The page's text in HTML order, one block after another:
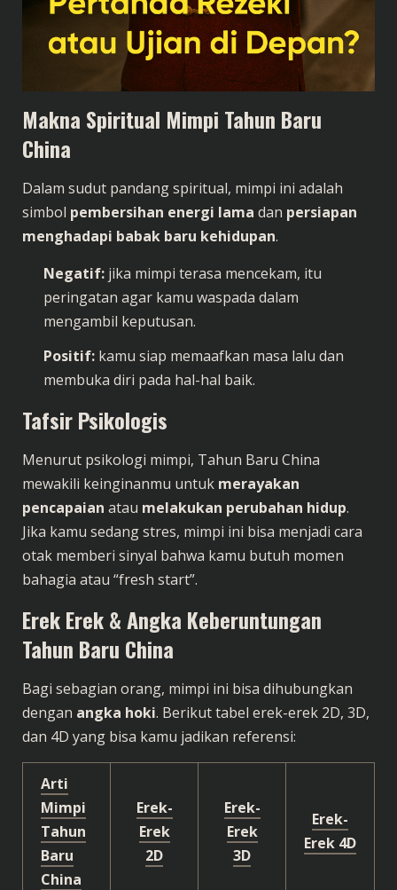
Makna Spiritual Mimpi Tahun Baru
China
Dalam sudut pandang spiritual, mimpi ini adalah
simbol pembersihan energi lama dan persiapan
menghadapi babak baru kehidupan.
Negatif: jika mimpi terasa mencekam, itu
peringatan agar kamu waspada dalam
mengambil keputusan.
Positif: kamu siap memaafkan masa lalu dan
membuka diri pada hal-hal baik.
Tafsir Psikologis
Menurut psikologi mimpi, Tahun Baru China
mewakili keinginanmu untuk merayakan
pencapaian atau melakukan perubahan hidup.
Jika kamu sedang stres, mimpi ini bisa menjadi cara
otak memberi sinyal bahwa kamu butuh momen
bahagia atau “fresh start”.
Erek Erek & Angka Keberuntungan
Tahun Baru China
Bagi sebagian orang, mimpi ini bisa dihubungkan
dengan angka hoki. Berikut tabel erek-erek 2D, 3D,
dan 4D yang bisa kamu jadikan referensi:
Arti
Mimpi
Tahun
Baru
China
Erek-
Erek
2D
Erek-
Erek
3D
Erek-
Erek 4D